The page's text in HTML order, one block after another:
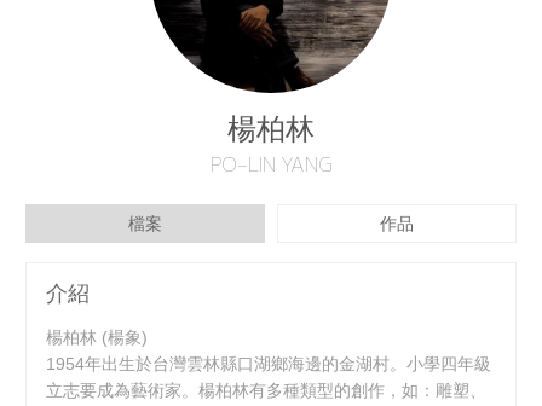
楊柏林
PO-LIN YANG
檔案 作品
介紹
楊柏林 (楊象)
1954年出生於台灣雲林縣口湖鄉海邊的金湖村。小學四年級
立志要成為藝術家。楊柏林有多種類型的創作，如：雕塑、